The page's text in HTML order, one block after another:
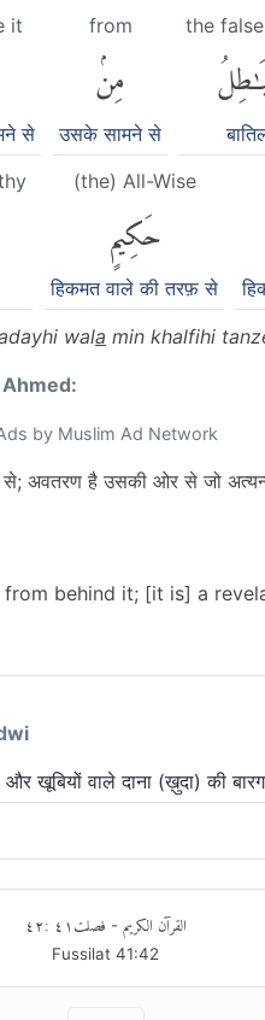
the
from
مِنۢ
उसके सामने से
it
से
(the) All-Wise
حَكِيمٍ
हिकमत वाले की तरफ़ से
wala min khalfihi
by Muslim Ad Network
है उसकी ओर से जो अत्यन्त
behind it; [it is] a
वाले दाना (ख़ुदा) की
القرآن الكريم - فصلت٤١ :٤٢
Fussilat 41:42